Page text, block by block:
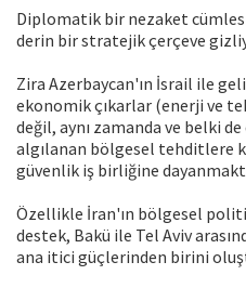
Diplomatik bir nezaket
derin bir stratejik çerçeve
Zira Azerbaycan'ın İsrail ile
ekonomik çıkarlar (enerji ve
değil, aynı zamanda ve belki
algılanan bölgesel tehditlere
güvenlik iş birliğine
Özellikle İran'ın bölgesel
destek, Bakü ile Tel Aviv
ana itici güçlerinden birini